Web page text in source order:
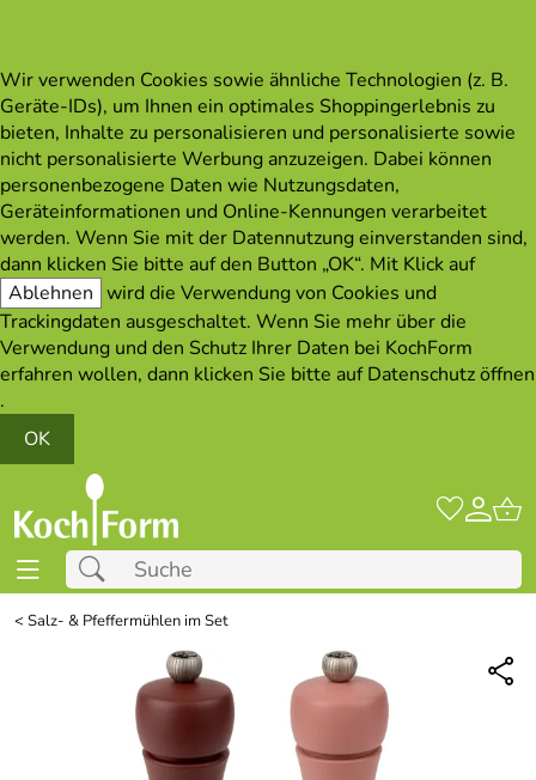
Wir verwenden Cookies sowie ähnliche Technologien (z. B.
Geräte-IDs), um Ihnen ein optimales Shoppingerlebnis zu
bieten, Inhalte zu personalisieren und personalisierte sowie
nicht personalisierte Werbung anzuzeigen. Dabei können
personenbezogene Daten wie Nutzungsdaten,
Geräteinformationen und Online-Kennungen verarbeitet
werden. Wenn Sie mit der Datennutzung einverstanden sind,
dann klicken Sie bitte auf den Button „OK“. Mit Klick auf
Ablehnen wird die Verwendung von Cookies und
Trackingdaten ausgeschaltet. Wenn Sie mehr über die
Verwendung und den Schutz Ihrer Daten bei KochForm
erfahren wollen, dann klicken Sie bitte aufDatenschutz öffnen
.
OK
<Salz- & Pfeffermühlen im Set